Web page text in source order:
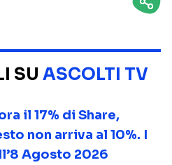
SU ASCOLTI TV
il 17% di Share,
non arriva al 10%. I
Agosto 2026